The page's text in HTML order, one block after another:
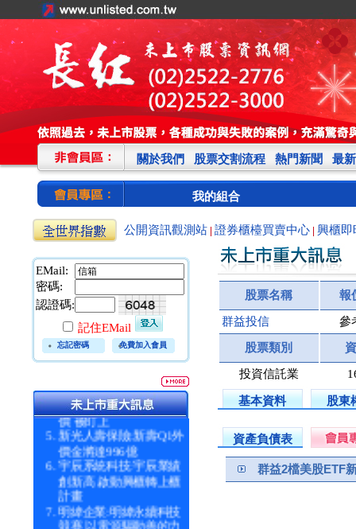
關於我們 股票交割流程 熱門新聞 最
我的組合
公開資訊觀測站 證券櫃檯買賣中心 興櫃即
EMail:
密碼:
認證碼:
記住EMail
忘記密碼 免費加入會員
富邦產險:金控雙雄犀利
前四月大賺
新光人壽保險:五壽險增
97% 衝1,016億元
統一投信:主動式ETF溢
價 被盯上
新光人壽保險:新壽Q1外
價金將達996億
宇辰系統科技:宇辰業績
創新高 啟動興櫃轉上櫃
計畫
明緯企業:明緯永續科技
競賽 以電源驅動善的力
股票名稱 報
群益投信 參
股票類別
投資信託業
基本資料 股東
資產負債表
群益2檔美股ETF